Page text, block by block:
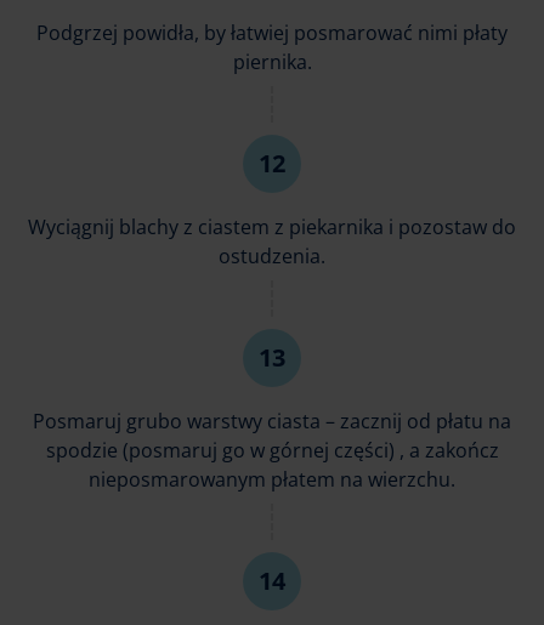
Podgrzej powidła, by łatwiej posmarować nimi płaty
piernika.
Wyciągnij blachy z ciastem z piekarnika i pozostaw do
ostudzenia.
Posmaruj grubo warstwy ciasta – zacznij od płatu na
spodzie (posmaruj go w górnej części) , a zakończ
nieposmarowanym płatem na wierzchu.